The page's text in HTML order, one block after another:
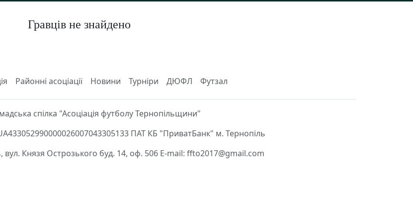
Гравців не знайдено
Районні асоціації Новини Турніри ДЮФЛ Футзал
спілка "Асоціація футболу Тернопільщини"
ПАТ КБ "ПриватБанк" м. Тернопіль
вул. Князя Острозького буд. 14, оф. 506 E-mail: ffto2017@gmail.com